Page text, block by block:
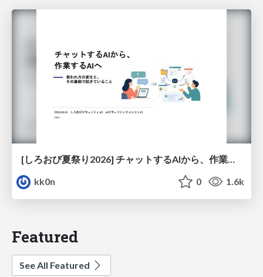
[しろおび夏祭り2026] チャットするAIから、作業するAIへ - 使われ方の変化と、その裏側で起きていること
kk0n
0 1.6k
Featured
See All Featured